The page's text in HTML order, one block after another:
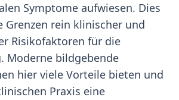
Symptome aufwiesen. Dies
rein klinischer und
Risikofaktoren für die
Moderne bildgebende
hier viele Vorteile bieten und
Praxis eine